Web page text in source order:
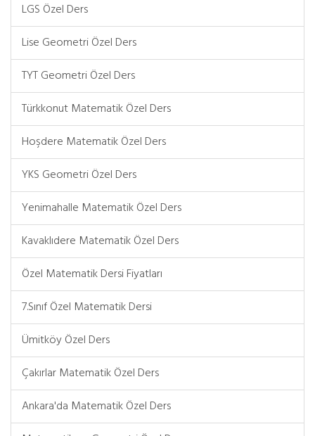
LGS Özel Ders
Lise Geometri Özel Ders
TYT Geometri Özel Ders
Türkkonut Matematik Özel Ders
Hoşdere Matematik Özel Ders
YKS Geometri Özel Ders
Yenimahalle Matematik Özel Ders
Kavaklıdere Matematik Özel Ders
Özel Matematik Dersi Fiyatları
7.Sınıf Özel Matematik Dersi
Ümitköy Özel Ders
Çakırlar Matematik Özel Ders
Ankara'da Matematik Özel Ders